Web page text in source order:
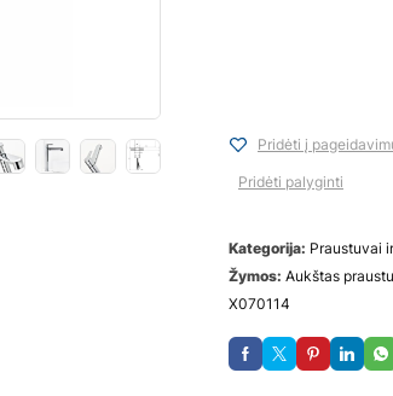
Pridėti į
Pridėti palyginti
Kategorija: Praustuvai
Žymos: Aukštas
X070114